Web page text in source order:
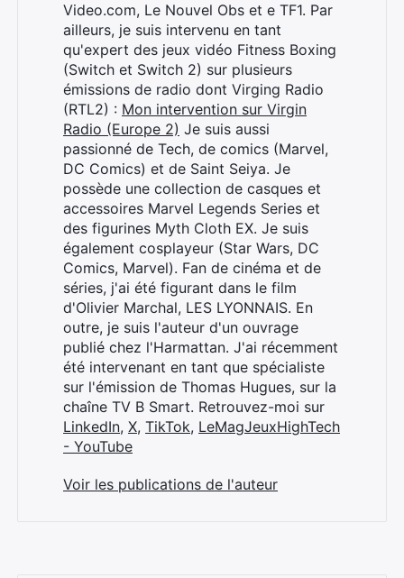
Video.com, Le Nouvel Obs et e TF1. Par
ailleurs, je suis intervenu en tant
qu'expert des jeux vidéo Fitness Boxing
(Switch et Switch 2) sur plusieurs
émissions de radio dont Virging Radio
(RTL2) : Mon intervention sur Virgin
Radio (Europe 2) Je suis aussi
passionné de Tech, de comics (Marvel,
DC Comics) et de Saint Seiya. Je
possède une collection de casques et
accessoires Marvel Legends Series et
des figurines Myth Cloth EX. Je suis
également cosplayeur (Star Wars, DC
Comics, Marvel). Fan de cinéma et de
séries, j'ai été figurant dans le film
d'Olivier Marchal, LES LYONNAIS. En
outre, je suis l'auteur d'un ouvrage
publié chez l'Harmattan. J'ai récemment
été intervenant en tant que spécialiste
sur l'émission de Thomas Hugues, sur la
chaîne TV B Smart. Retrouvez-moi sur
LinkedIn, X, TikTok, LeMagJeuxHighTech
- YouTube
Voir les publications de l'auteur